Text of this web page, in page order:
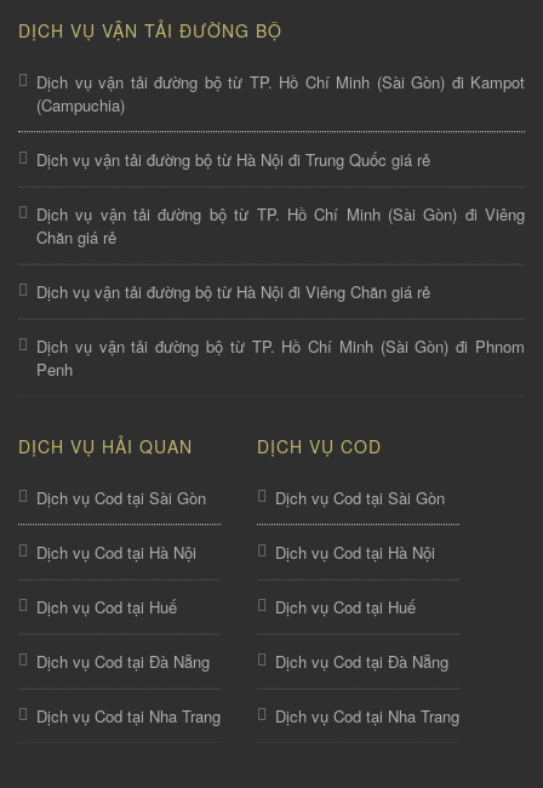
DỊCH VỤ VẬN TẢI ĐƯỜNG BỘ
Dịch vụ vận tải đường bộ từ TP. Hồ Chí Minh (Sài Gòn) đi Kampot
(Campuchia)
Dịch vụ vận tải đường bộ từ Hà Nội đi Trung Quốc giá rẻ
Dịch vụ vận tải đường bộ từ TP. Hồ Chí Minh (Sài Gòn) đi Viêng
Chăn giá rẻ
Dịch vụ vận tải đường bộ từ Hà Nội đi Viêng Chăn giá rẻ
Dịch vụ vận tải đường bộ từ TP. Hồ Chí Minh (Sài Gòn) đi Phnom
Penh
DỊCH VỤ HẢI QUAN
Dịch vụ Cod tại Sài Gòn
Dịch vụ Cod tại Hà Nội
Dịch vụ Cod tại Huế
Dịch vụ Cod tại Đà Nẵng
Dịch vụ Cod tại Nha Trang
DỊCH VỤ COD
Dịch vụ Cod tại Sài Gòn
Dịch vụ Cod tại Hà Nội
Dịch vụ Cod tại Huế
Dịch vụ Cod tại Đà Nẵng
Dịch vụ Cod tại Nha Trang